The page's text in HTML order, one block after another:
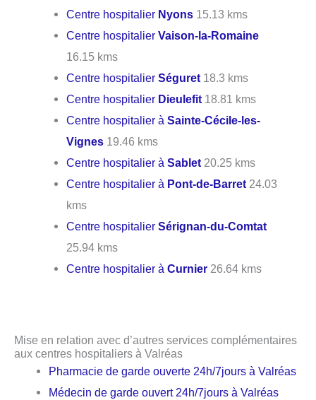
Centre hospitalier Nyons 15.13 kms
Centre hospitalierVaison-la-Romaine
16.15 kms
Centre hospitalierSéguret 18.3 kms
Centre hospitalier Dieulefit 18.81 kms
Centre hospitalier àSainte-Cécile-les-
Vignes 19.46 kms
Centre hospitalier àSablet 20.25 kms
Centre hospitalier à Pont-de-Barret 24.03
kms
Centre hospitalierSérignan-du-Comtat
25.94 kms
Centre hospitalier àCurnier 26.64 kms
Mise en relation avec d’autres services complémentaires
aux centres hospitaliers à Valréas
Pharmacie de garde ouverte 24h/7jours à Valréas
Médecin de garde ouvert 24h/7jours à Valréas